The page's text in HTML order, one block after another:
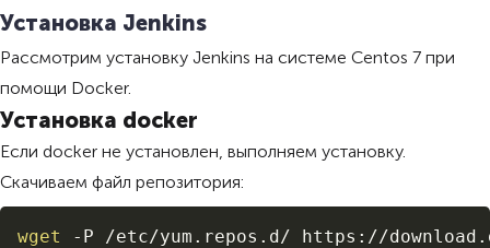
Установка Jenkins
Рассмотрим установку Jenkins на системе Centos 7 при
помощи Docker.
Установка docker
Если docker не установлен, выполняем установку.
Скачиваем файл репозитория:
wget -P /etc/yum.repos.d/ https://